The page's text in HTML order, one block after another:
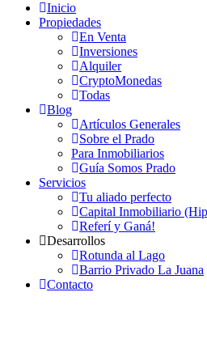
Inicio
Propiedades
En Venta
Inversiones
Alquiler
CryptoMonedas
Todas
Blog
Artículos Generales
Sobre el Prado
Para Inmobiliarios
Guía Somos Prado
Servicios
Tu aliado perfecto
Capital Inmobiliario
Referí y Ganá!
Desarrollos
Rotunda al Lago
Barrio Privado La Juana
Contacto